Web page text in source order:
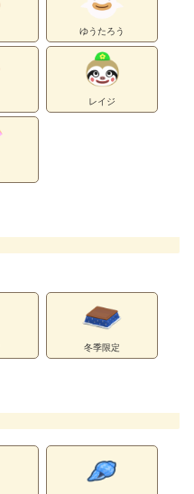
ゆうたろう
レイジ
冬季限定